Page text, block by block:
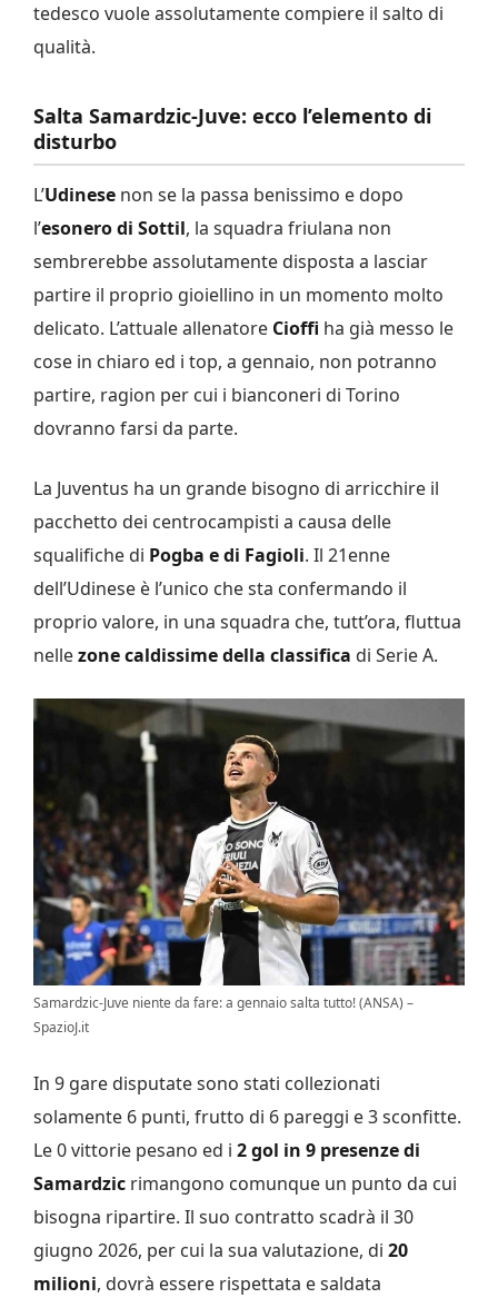
tedesco vuole assolutamente compiere il salto di
qualità.
Salta Samardzic-Juve: ecco l’elemento di
disturbo
L’Udinese non se la passa benissimo e dopo
l’esonero di Sottil, la squadra friulana non
sembrerebbe assolutamente disposta a lasciar
partire il proprio gioiellino in un momento molto
delicato. L’attuale allenatore Cioffi ha già messo le
cose in chiaro ed i top, a gennaio, non potranno
partire, ragion per cui i bianconeri di Torino
dovranno farsi da parte.
La Juventus ha un grande bisogno di arricchire il
pacchetto dei centrocampisti a causa delle
squalifiche di Pogba e di Fagioli. Il 21enne
dell’Udinese è l’unico che sta confermando il
proprio valore, in una squadra che, tutt’ora, fluttua
nellezone caldissime della classifica di Serie A.
Samardzic-Juve niente da fare: a gennaio salta tutto! (ANSA) –
SpazioJ.it
In 9 gare disputate sono stati collezionati
solamente 6 punti, frutto di 6 pareggi e 3 sconfitte.
Le 0 vittorie pesano ed i 2 gol in 9 presenze di
Samardzic rimangono comunque un punto da cui
bisogna ripartire. Il suo contratto scadrà il 30
giugno 2026, per cui la sua valutazione, di 20
milioni, dovrà essere rispettata e saldata